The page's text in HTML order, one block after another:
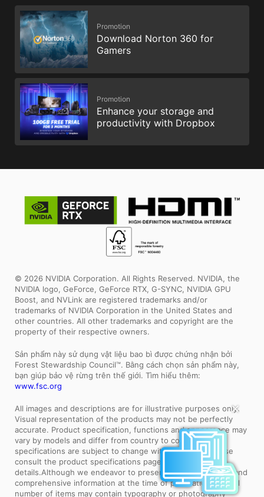
✕
Promotion
Download Norton 360 for
Gamers
Promotion
Enhance your storage and
productivity with Dropbox
© 2026 NVIDIA Corporation. All Rights Reserved. NVIDIA, the
NVIDIA logo, GeForce, GeForce RTX, G-SYNC, NVIDIA GPU
Boost, and NVLink are registered trademarks and/or
trademarks of NVIDIA Corporation in the United States and
other countries. All other trademarks and copyright are the
property of their respective owners.
Sản phẩm này sử dụng vật liệu bao bì được chứng nhận bởi
Forest Stewardship Council™. Bằng cách chọn sản phẩm này,
bạn giúp bảo vệ rừng trên thế giới. Tìm hiểu thêm:
www.fsc.org
All images and descriptions are for illustrative purposes only.
Visual representation of the products may not be perfectly
accurate. Product specification, functions and appearance may
vary by models and differ from country to country . All
specifications are subject to change without notice. Please
consult the product specifications page for full
details.Although we endeavor to present the most precise and
comprehensive information at the time of publication, a small
number of items may contain typography or photography